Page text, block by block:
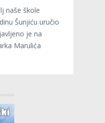
naše škole
Šunjiću uručio
je na
Marulića